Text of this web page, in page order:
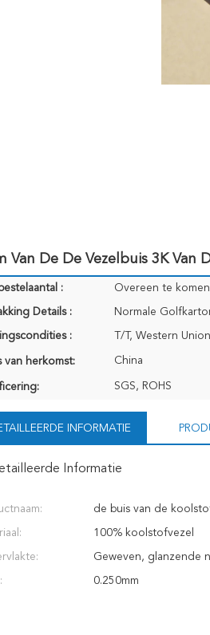
Van De De Vezelbuis 3K
: Overeen te komen
Details :
: T/T, Western
van herkomst: China
SGS, ROHS
INFORMATIE
Informatie
de buis van de
100% koolstofvezel
Geweven, glanzende
0.250mm